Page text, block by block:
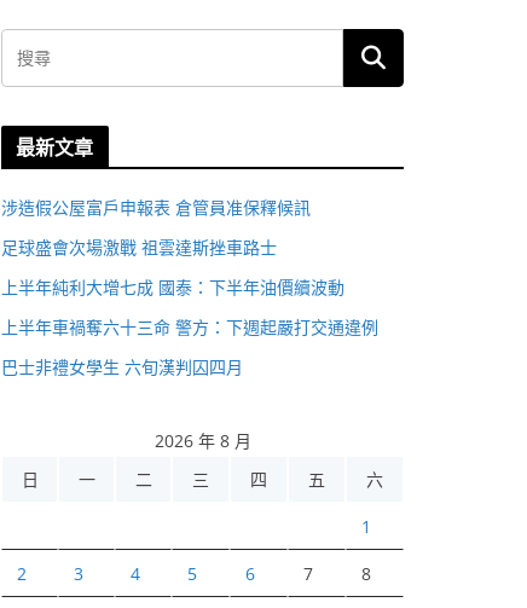
最新文章
涉造假公屋富戶申報表 倉管員准保釋候訊
足球盛會次場激戰 祖雲達斯挫車路士
上半年純利大增七成 國泰：下半年油價續波動
上半年車禍奪六十三命 警方：下週起嚴打交通違例
巴士非禮女學生 六旬漢判囚四月
2026 年 8 月
日
一 二 三 四 五 六
1
2 3 4 5 6 7 8